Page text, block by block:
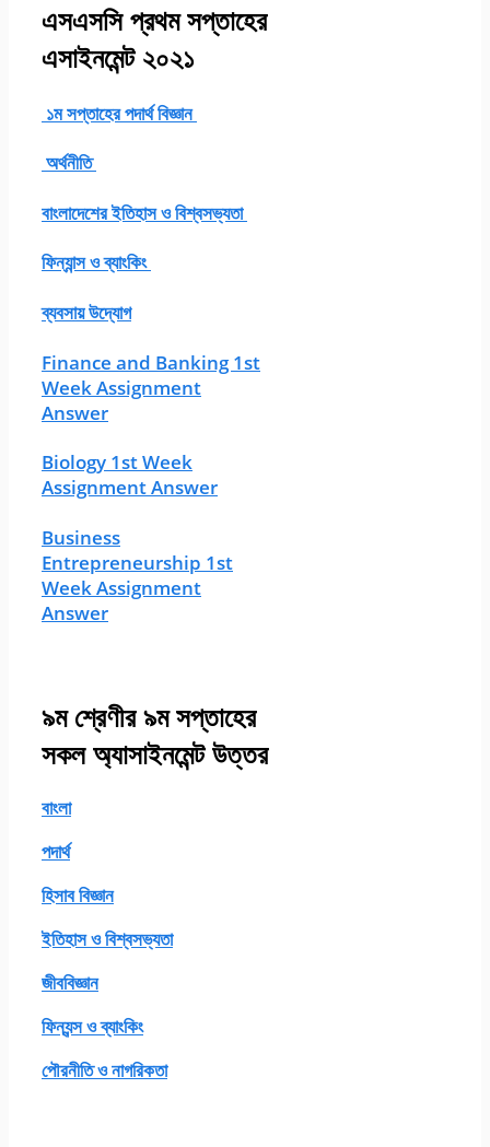
এসএসসি প্রথম সপ্তাহের
এসাইনমেন্ট ২০২১
১ম সপ্তাহের পদার্থ বিজ্ঞান
অর্থনীতি
বাংলাদেশের ইতিহাস ও বিশ্বসভ্যতা
ফিন্যান্স ও ব্যাংকিং
ব্যবসায় উদ্যোগ
Finance and Banking 1st
Week Assignment
Answer
Biology 1st Week
Assignment Answer
Business
Entrepreneurship 1st
Week Assignment
Answer
৯ম শ্রেণীর ৯ম সপ্তাহের
সকল অ্যাসাইনমেন্ট উত্তর
বাংলা
পদার্থ
হিসাব বিজ্ঞান
ইতিহাস ও বিশ্বসভ্যতা
জীববিজ্ঞান
ফিন্যন্স ও ব্যাংকিং
পৌরনীতি ও নাগরিকতা